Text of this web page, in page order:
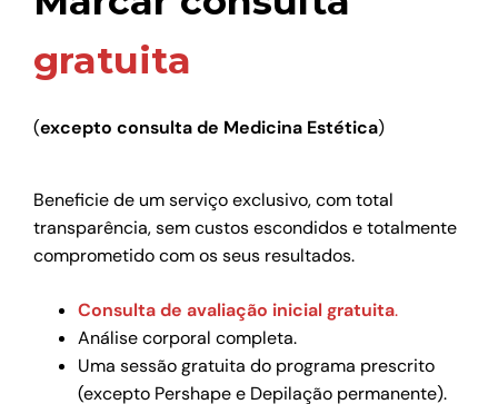
gratuita
(excepto consulta de Medicina Estética)
Beneficie de um serviço exclusivo, com total
transparência, sem custos escondidos e totalmente
comprometido com os seus resultados.
Consulta de avaliação inicial gratuita.
Análise corporal completa.
Uma sessão gratuita do programa prescrito
(excepto Pershape e Depilação permanente).